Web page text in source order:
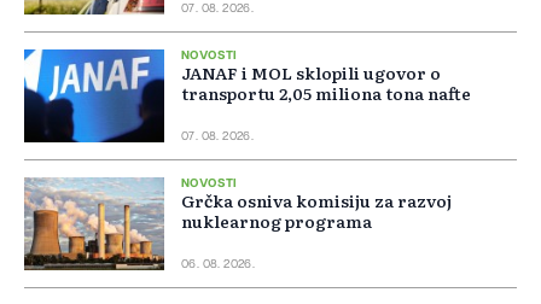
07. 08. 2026.
NOVOSTI
JANAF i MOL sklopili ugovor o
transportu 2,05 miliona tona nafte
07. 08. 2026.
NOVOSTI
Grčka osniva komisiju za razvoj
nuklearnog programa
06. 08. 2026.